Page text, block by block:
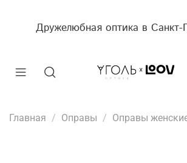
Дружелюбная оптика в Санкт-
Главная Оправы Оправы